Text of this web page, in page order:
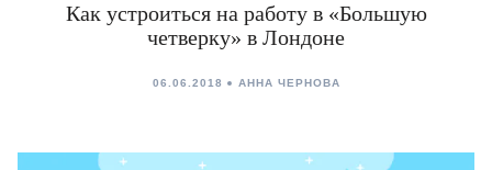
Как устроиться на работу в «Большую
четверку» в Лондоне
06.06.2018 АННА ЧЕРНОВА